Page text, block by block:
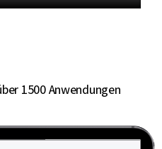
1500 Anwendungen